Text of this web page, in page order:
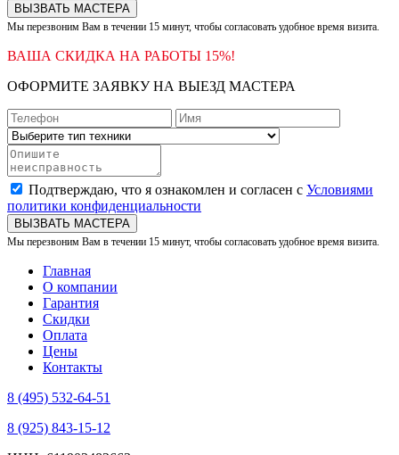
ВЫЗВАТЬ МАСТЕРА
Мы перезвоним Вам в течении 15 минут, чтобы согласовать удобное время визита.
ВАША СКИДКА НА РАБОТЫ 15%!
ОФОРМИТЕ ЗАЯВКУ НА ВЫЕЗД МАСТЕРА
Подтверждаю, что я ознакомлен и согласен с Условиями
политики конфиденциальности
ВЫЗВАТЬ МАСТЕРА
Мы перезвоним Вам в течении 15 минут, чтобы согласовать удобное время визита.
Главная
О компании
Гарантия
Скидки
Оплата
Цены
Контакты
8 (495) 532-64-51
8 (925) 843-15-12